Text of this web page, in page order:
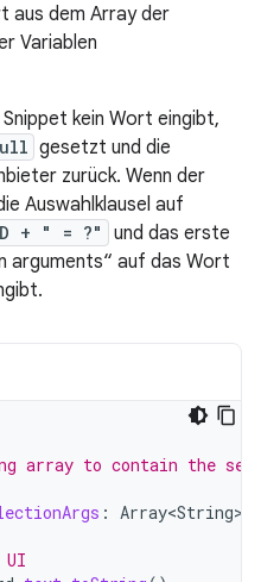
aus dem Array der
Variablen
kein Wort eingibt,
gesetzt und die
zurück. Wenn der
Auswahlklausel auf
+ " = ?"
und das erste
arguments“ auf das Wort
array to contain the
: Array<String>